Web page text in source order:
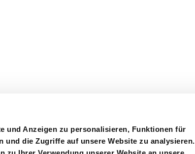
und Anzeigen zu personalisieren, Funktionen für
und die Zugriffe auf unsere Website zu analysieren.